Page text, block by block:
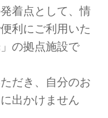
着点として、情
利にご利用いた
の拠点施設で
だき、自分のお
出かけません